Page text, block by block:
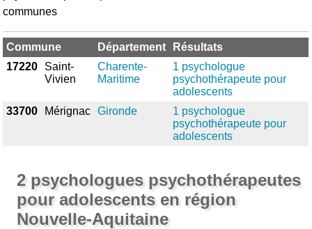
communes
Commune Département
Résultats
17220
Saint-
Vivien
Charente-
Maritime
1 psychologue
psychothérapeute pour
adolescents
33700
Mérignac Gironde
1 psychologue
psychothérapeute pour
adolescents
2 psychologues psychothérapeutes
pour adolescents en région
Nouvelle-Aquitaine